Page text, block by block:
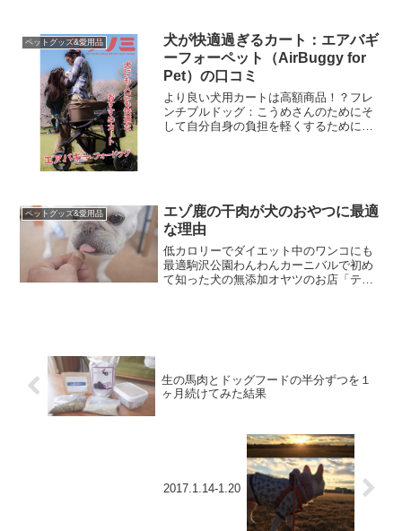
た。10キロ前後の室内犬が入れるケージ
の大きさは？フレンチブ...
ペットグッズ&愛用品
犬が快適過ぎるカート：エアバギ
ーフォーペット（AirBuggy for
Pet）の口コミ
より良い犬用カートは高額商品！？フレ
ンチブルドッグ：こうめさんのためにそ
して自分自身の負担を軽くするために犬
ペットグッズ&愛用品
エゾ鹿の干肉が犬のおやつに最適
な理由
低カロリーでダイエット中のワンコにも
最適駒沢公園わんわんカーニバルで初め
て知った犬の無添加オヤツのお店「テイ
生の馬肉とドッグフードの半分ずつを１
ヶ月続けてみた結果
2017.1.14-1.20